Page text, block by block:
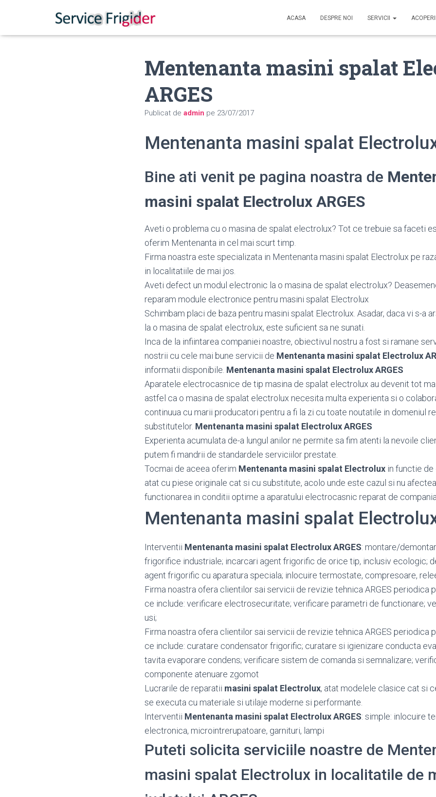
ACASA DESPRE NOI SERVICII
Mentenanta masini spalat
ARGES
Publicat de admin pe 23/07/2017
Mentenanta masini spalat
Bine ati venit pe pagina noastra de
masini spalat Electrolux ARGES
Aveti o problema cu o masina de spalat electrolux? Tot ce trebuie sa faceti
oferim Mentenanta in cel mai scurt timp.
Firma noastra este specializata in Mentenanta masini spalat Electrolux pe
in localitatiile de mai jos.
Aveti defect un modul electronic la o masina de spalat electrolux?
reparam module electronice pentru masini spalat Electrolux
Schimbam placi de baza pentru masini spalat Electrolux. Asadar, daca vi s-a
la o masina de spalat electrolux, este suficient sa ne sunati.
Inca de la infiintarea companiei noastre, obiectivul nostru a fost si ramane
nostrii cu cele mai bune servicii de Mentenanta masini spalat Electrolux
informatii disponibile. Mentenanta masini spalat Electrolux ARGES
Aparatele electrocasnice de tip masina de spalat electrolux au devenit tot
astfel ca o masina de spalat electrolux necesita multa experienta si o
continuua cu marii producatori pentru a fi la zi cu toate noutatile in domeniul
substitutelor. Mentenanta masini spalat Electrolux ARGES
Experienta acumulata de-a lungul anilor ne permite sa fim atenti la nevoile
putem fi mandrii de standardele serviciilor prestate.
Tocmai de aceea oferim Mentenanta masini spalat Electrolux in functie
atat cu piese originale cat si cu substitute, acolo unde este cazul si nu
functionarea in conditii optime a aparatului electrocasnic reparat de
Mentenanta masini spalat
Interventii Mentenanta masini spalat Electrolux ARGES: montare/
frigorifice industriale; incarcari agent frigorific de orice tip, inclusiv ecologic;
agent frigorific cu aparatura speciala; inlocuire termostate, compresoare,
Firma noastra ofera clientilor sai servicii de revizie tehnica ARGES periodica
ce include: verificare electrosecuritate; verificare parametri de functionare;
usi;
Firma noastra ofera clientilor sai servicii de revizie tehnica ARGES periodica
ce include: curatare condensator frigorific; curatare si igienizare conducta
tavita evaporare condens; verificare sistem de comanda si semnalizare;
componente atenuare zgomot
Lucrarile de reparatii masini spalat Electrolux, atat modelele clasice cat si
se executa cu materiale si utilaje moderne si performante.
Interventii Mentenanta masini spalat Electrolux ARGES: simple: inlocuire
electronica, microintrerupatoare, garnituri, lampi
Puteti solicita serviciile noastre de
masini spalat Electrolux in localitatile de